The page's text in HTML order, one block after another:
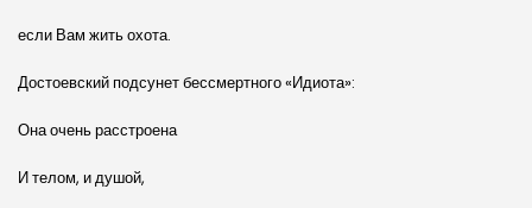
если Вам жить охота.
Достоевский подсунет бессмертного «Идиота»:
Она очень расстроена
И телом, и душой,